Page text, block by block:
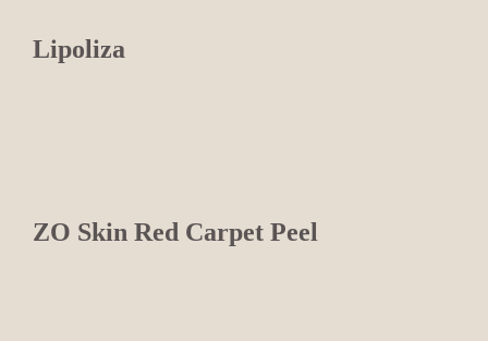
Lipoliza
ZO Skin Red Carpet Peel